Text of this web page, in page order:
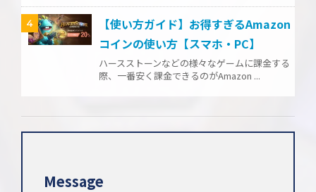
4
【使い方ガイド】お得すぎるAmazon
コインの使い方【スマホ・PC】
ハースストーンなどの様々なゲームに課金する
際、一番安く課金できるのがAmazon ...
Message